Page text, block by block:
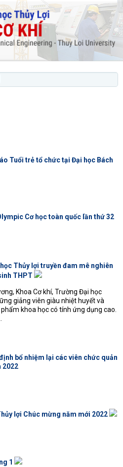
Tuổi trẻ tổ chức tại Đại học Bách
Cơ học toàn quốc lần thứ 32
Thủy lợi truyền đam mê nghiên
THPT
Khoa Cơ khí, Trường Đại học
giảng viên giàu nhiệt huyết và
khoa học có tính ứng dụng cao.
bổ nhiệm lại các viên chức quản
2022
lợi Chúc mừng năm mới 2022
1